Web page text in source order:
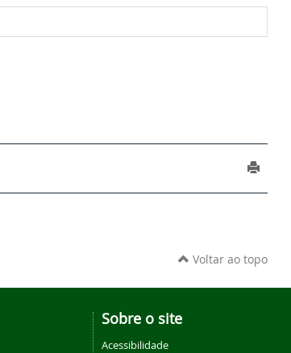
Voltar ao topo
Sobre o site
Acessibilidade